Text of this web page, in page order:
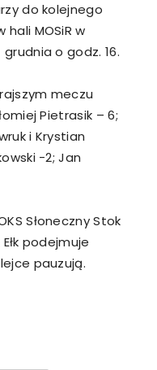
do kolejnego
MOSiR w
o godz. 16.
meczu
Pietrasik – 6;
i Krystian
-2; Jan
Słoneczny Stok
podejmuje
pauzują.